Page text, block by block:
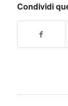
Condividi